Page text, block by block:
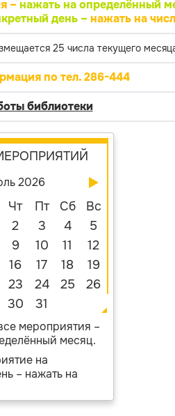
– нажать на определённый
день –нажать на
25 числа текущего
по тел. 286-444
библиотеки
2026
Чт Пт Сб
Вс
2 3 4
5
9 10 11
12
16 17 18
19
23 24 25
26
30 31
мероприятия –
месяц.
на
– нажать на